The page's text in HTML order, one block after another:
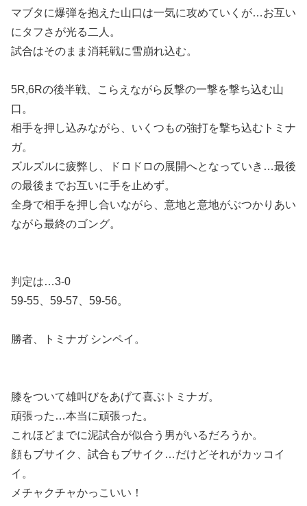
マブタに爆弾を抱えた山口は一気に攻めていくが…お互い
にタフさが光る二人。
試合はそのまま消耗戦に雪崩れ込む。
5R,6Rの後半戦、こらえながら反撃の一撃を撃ち込む山
口。
相手を押し込みながら、いくつもの強打を撃ち込むトミナ
ガ。
ズルズルに疲弊し、ドロドロの展開へとなっていき…最後
の最後までお互いに手を止めず。
全身で相手を押し合いながら、意地と意地がぶつかりあい
ながら最終のゴング。
判定は…3-0
59-55、59-57、59-56。
勝者、トミナガ シンペイ。
膝をついて雄叫びをあげて喜ぶトミナガ。
頑張った…本当に頑張った。
これほどまでに泥試合が似合う男がいるだろうか。
顔もブサイク、試合もブサイク…だけどそれがカッコイ
イ。
メチャクチャかっこいい！